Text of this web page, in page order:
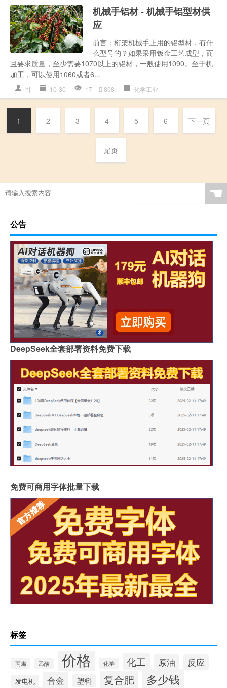
机械手铝材 - 机械手铝型材供
应
前言：桁架机械手上用的铝型材，有什
么型号的？如果采用钣金工艺成型，而
且要求质量，至少需要1070以上的铝材，一般使用1090。至于机
加工，可以使用1060或者6...
hj 10-30 17 808 化学工业
1 2 3 4 5 6 下一页
尾页
☚
公告
DeepSeek全套部署资料免费下载
免费可商用字体批量下载
标签
丙烯 乙酸 价格 化学 化工 原油 反应
发电机 合金 塑料 复合肥 多少钱